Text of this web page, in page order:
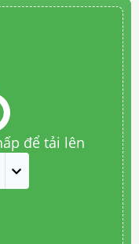
để tải lên